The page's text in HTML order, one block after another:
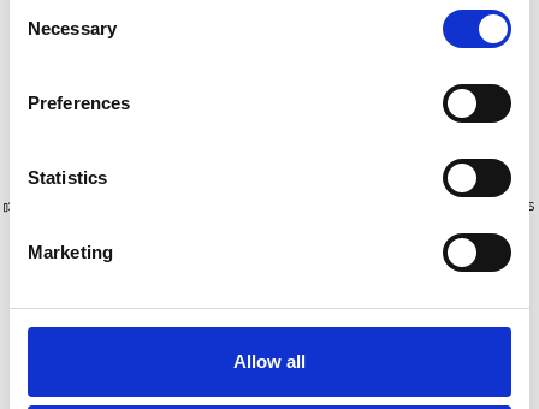
Selection
Necessary
Preferences
Statistics
Marketing
Allow all
€2.349,00
Afficher le produit
hauteur travail 9,2 m
€3.054,68 HT
Afficher le produit
Livraison gratuite aux Pays-Bas